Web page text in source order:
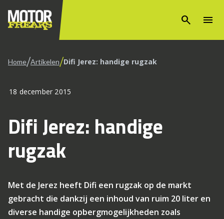
search menu
Home/Artikelen/Difi Jerez: handige rugzak
18 december 2015
Difi Jerez: handige
rugzak
Met de Jerez heeft Difi een rugzak op de markt
gebracht die dankzij een inhoud van ruim 20 liter en
diverse handige opbergmogelijkheden zoals